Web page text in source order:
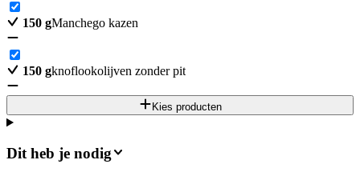
150 gManchego kazen
150 gknoflookolijven zonder pit
Kies producten
Dit heb je nodig